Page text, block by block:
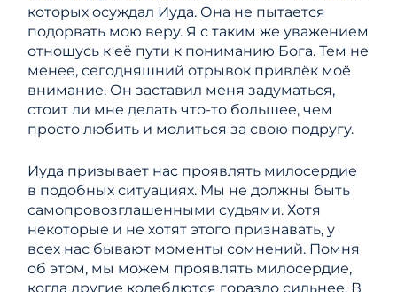
которых осуждал Иуда. Она не пытается
подорвать мою веру. Я с таким же уважением
отношусь к её пути к пониманию Бога. Тем не
менее, сегодняшний отрывок привлёк моё
внимание. Он заставил меня задуматься,
стоит ли мне делать что-то большее, чем
просто любить и молиться за свою подругу.
Иуда призывает нас проявлять милосердие
в подобных ситуациях. Мы не должны быть
самопровозглашенными судьями. Хотя
некоторые и не хотят этого признавать, у
всех нас бывают моменты сомнений. Помня
об этом, мы можем проявлять милосердие,
когда другие колеблются гораздо сильнее. В